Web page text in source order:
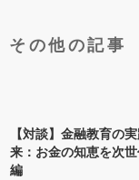
その他の記事
【対談】金融教育の
来：お金の知恵を次
編